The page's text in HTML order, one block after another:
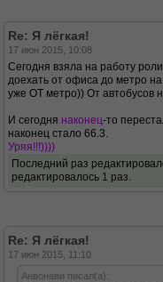
Re: Я лёгкая!
17 июн 2015, 10:08
Сегодня взяла на работу
доехать от офиса до метро
уже ОТ метро)) От автобусов
И сегодня наконец-то
наконец стало 66.3.
Уряя!!!))))
Последний раз
редактировалось 1 раз.
Re: Я лёгкая!
17 июн 2015, 11:10
Анвонави писал(а):